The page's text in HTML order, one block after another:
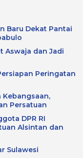
Baru Dekat Pantai
Aswaja dan Jadi
Peringatan
Kebangsaan,
Persatuan
DPR RI
Alsintan dan
Sulawesi